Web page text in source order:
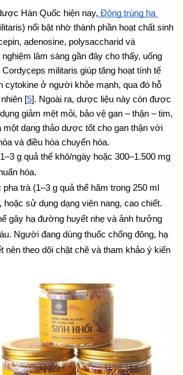
Hàn Quốc hiện nay, Đông trùng hạ
nổi bật nhờ thành phần hoạt chất sinh
adenosine, polysaccharid và
lâm sàng gần đây cho thấy, uống
militaris giúp tăng hoạt tính tế
cytokine ở người khỏe mạnh, qua đó hỗ
[5]. Ngoài ra, dược liệu này còn được
giảm mệt mỏi, bảo vệ gan – thận – tim,
một dạng thảo dược tốt cho gan thận với
và điều hòa chuyển hóa.
g quả thể khô/ngày hoặc 300–1.500 mg
hóa.
: pha trà (1–3 g quả thể hãm trong 250 ml
hoặc sử dụng dạng viên nang, cao chiết.
gây hạ đường huyết nhẹ và ảnh hưởng
Người đang dùng thuốc chống đông, hạ
nên theo dõi chặt chẽ và tham khảo ý kiến